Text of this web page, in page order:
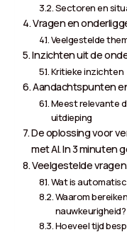
Sectoren en
Vragen en
Veelgestelde
Inzichten uit de
Kritieke inzichten
Aandachtspunten
Meest relevante
uitdieping
De oplossing voor
met AI. In 3 minuten
Veelgestelde vragen
Wat is
Waarom
nauwkeurigheid?
Hoeveel tijd